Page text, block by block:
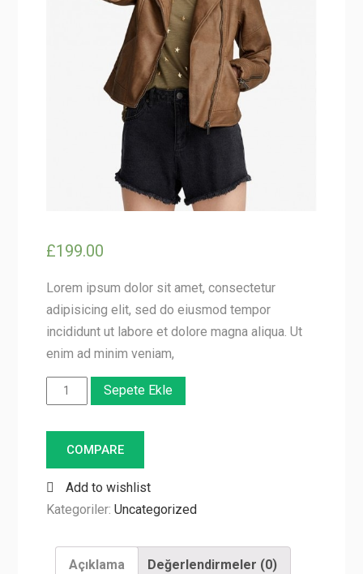
£199.00
Lorem ipsum dolor sit amet, consectetur
adipisicing elit, sed do eiusmod tempor
incididunt ut labore et dolore magna aliqua. Ut
enim ad minim veniam,
Product
Title
Here
adet
Sepete Ekle
COMPARE
Add to wishlist
Kategoriler: Uncategorized
Açıklama Değerlendirmeler (0)